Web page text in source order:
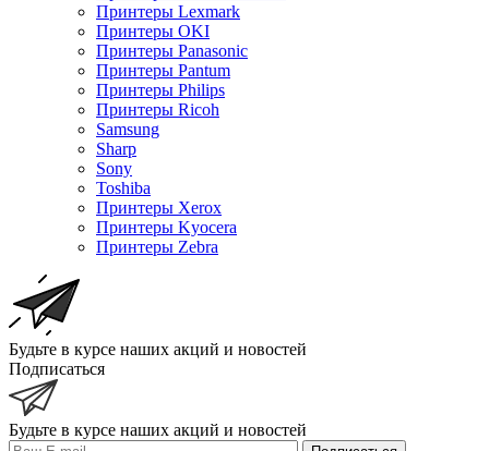
Принтеры Lexmark
Принтеры OKI
Принтеры Panasonic
Принтеры Pantum
Принтеры Philips
Принтеры Ricoh
Samsung
Sharp
Sony
Toshiba
Принтеры Xerox
Принтеры Kyocera
Принтеры Zebra
Будьте в курсе наших акций и новостей
Подписаться
Будьте в курсе наших акций и новостей